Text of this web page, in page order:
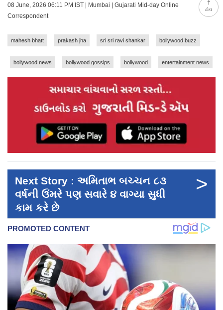
ટોચ
08 June, 2026 06:11 PM IST | Mumbai | Gujarati Mid-day Online
Correspondent
mahesh bhatt prakash jha sri sri ravi shankar bollywood buzz
bollywood news bollywood gossips bollywood entertainment news
Next Story : અમિતાભ બચ્ચન ૮૩
વર્ષની ઉંમરે પણ સવારે ૪ વાગ્યા સુધી
કામ કરે છે
>